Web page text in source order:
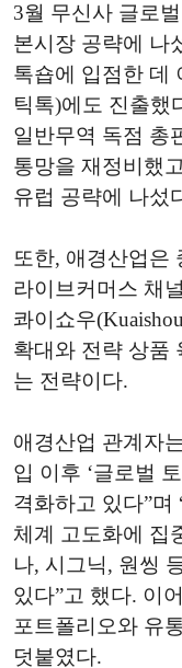
3월 무신사 글로
본시장 공략에 나
톡숍에 입점한 데
틱톡)에도 진출했
일반무역 독점 총
통망을 재정비했
유럽 공략에 나섰
또한, 애경산업은
라이브커머스 채
콰이쇼우
확대와 전략 상품
는 전략이다.
애경산업 관계자
입 이후 ‘글로벌
격화하고 있다”며
체계 고도화에 집
나, 시그닉, 원씽
있다”고 했다. 이
포트폴리오와 유
덧붙였다.